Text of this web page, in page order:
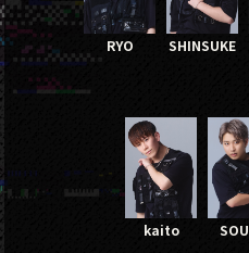
RYO SHINSUKE
kaito